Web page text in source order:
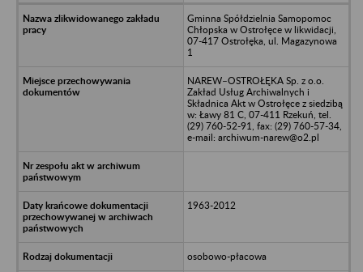
Gminna Spółdzielnia Samopomoc
Chłopska w Ostrołęce w likwidacji,
07-417 Ostrołęka, ul. Magazynowa
1
NAREW–OSTROŁĘKA Sp. z o.o.
Zakład Usług Archiwalnych i
Składnica Akt w Ostrołęce z siedzibą
w: Ławy 81 C, 07-411 Rzekuń, tel.
(29) 760-52-91, fax: (29) 760-57-34,
e-mail: archiwum-narew@o2.pl
1963-2012
osobowo-płacowa